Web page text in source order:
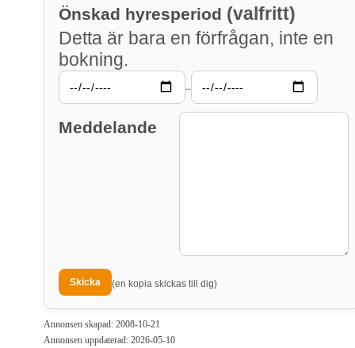
Önskad hyresperiod (valfritt)
Detta är bara en förfrågan, inte en
bokning.
–
Meddelande
(en kopia skickas till dig)
Annonsen skapad: 2008-10-21
Annonsen uppdaterad: 2026-05-10